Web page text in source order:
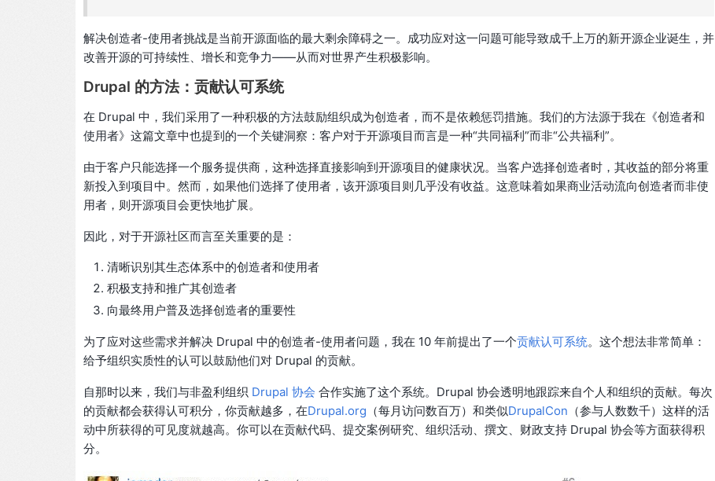
解决创造者-使用者挑战是当前开源面临的最大剩余障碍之一。成功应对这一问题可能导致成千上万的新开源企业诞生，并
改善开源的可持续性、增长和竞争力——从而对世界产生积极影响。
Drupal 的方法：贡献认可系统
在 Drupal 中，我们采用了一种积极的方法鼓励组织成为创造者，而不是依赖惩罚措施。我们的方法源于我在《创造者和
使用者》这篇文章中也提到的一个关键洞察：客户对于开源项目而言是一种“共同福利”而非“公共福利”。
由于客户只能选择一个服务提供商，这种选择直接影响到开源项目的健康状况。当客户选择创造者时，其收益的部分将重
新投入到项目中。然而，如果他们选择了使用者，该开源项目则几乎没有收益。这意味着如果商业活动流向创造者而非使
用者，则开源项目会更快地扩展。
因此，对于开源社区而言至关重要的是：
清晰识别其生态体系中的创造者和使用者
积极支持和推广其创造者
向最终用户普及选择创造者的重要性
为了应对这些需求并解决 Drupal 中的创造者-使用者问题，我在 10 年前提出了一个贡献认可系统。这个想法非常简单：
给予组织实质性的认可以鼓励他们对 Drupal 的贡献。
自那时以来，我们与非盈利组织 Drupal 协会 合作实施了这个系统。Drupal 协会透明地跟踪来自个人和组织的贡献。每次
的贡献都会获得认可积分，你贡献越多，在Drupal.org （每月访问数百万）和类似DrupalCon （参与人数数千）这样的活
动中所获得的可见度就越高。你可以在贡献代码、提交案例研究、组织活动、撰文、财政支持 Drupal 协会等方面获得积
分。